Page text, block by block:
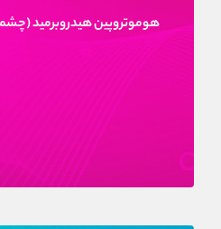
هوموتروپين هيدروبرميد